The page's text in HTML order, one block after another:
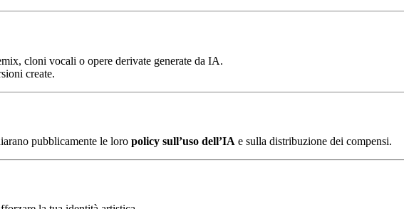
cloni vocali o opere derivate generate da IA.
create.
pubblicamente le loro policy sull’uso dell’IA e sulla distribuzione dei compensi.